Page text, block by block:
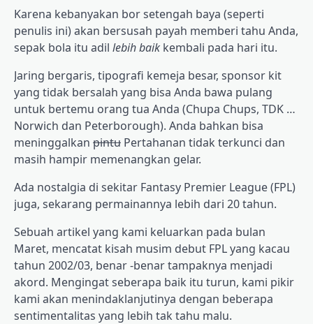
Karena kebanyakan bor setengah baya (seperti
penulis ini) akan bersusah payah memberi tahu Anda,
sepak bola itu adil lebih baik kembali pada hari itu.
Jaring bergaris, tipografi kemeja besar, sponsor kit
yang tidak bersalah yang bisa Anda bawa pulang
untuk bertemu orang tua Anda (Chupa Chups, TDK …
Norwich dan Peterborough). Anda bahkan bisa
meninggalkan pintu Pertahanan tidak terkunci dan
masih hampir memenangkan gelar.
Ada nostalgia di sekitar Fantasy Premier League (FPL)
juga, sekarang permainannya lebih dari 20 tahun.
Sebuah artikel yang kami keluarkan pada bulan
Maret, mencatat kisah musim debut FPL yang kacau
tahun 2002/03, benar -benar tampaknya menjadi
akord. Mengingat seberapa baik itu turun, kami pikir
kami akan menindaklanjutinya dengan beberapa
sentimentalitas yang lebih tak tahu malu.